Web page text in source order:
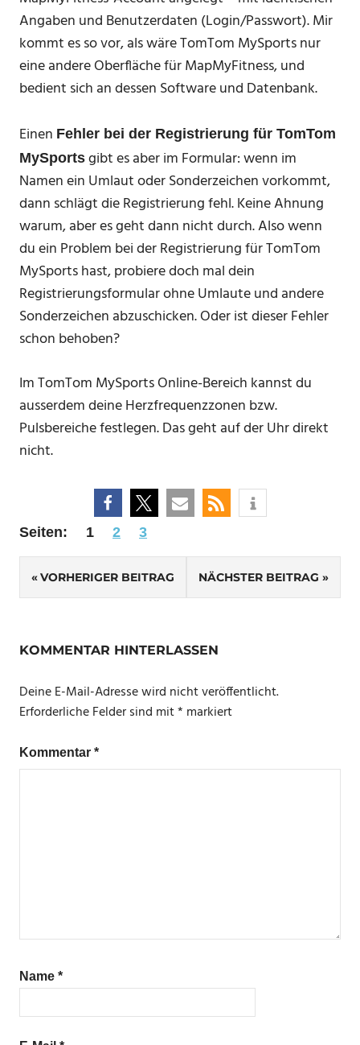
Angaben und Benutzerdaten (Login/Passwort). Mir
kommt es so vor, als wäre TomTom MySports nur
eine andere Oberfläche für MapMyFitness, und
bedient sich an dessen Software und Datenbank.
Einen Fehler bei der Registrierung für TomTom
MySports gibt es aber im Formular: wenn im
Namen ein Umlaut oder Sonderzeichen vorkommt,
dann schlägt die Registrierung fehl. Keine Ahnung
warum, aber es geht dann nicht durch. Also wenn
du ein Problem bei der Registrierung für TomTom
MySports hast, probiere doch mal dein
Registrierungsformular ohne Umlaute und andere
Sonderzeichen abzuschicken. Oder ist dieser Fehler
schon behoben?
Im TomTom MySports Online-Bereich kannst du
ausserdem deine Herzfrequenzzonen bzw.
Pulsbereiche festlegen. Das geht auf der Uhr direkt
nicht.
Seiten: 1 2 3
Beitrags-
VORHERIGER BEITRAG NÄCHSTER BEITRAG
KOMMENTAR HINTERLASSEN
Deine E-Mail-Adresse wird nicht veröffentlicht.
Erforderliche Felder sind mit* markiert
Kommentar *
Name *